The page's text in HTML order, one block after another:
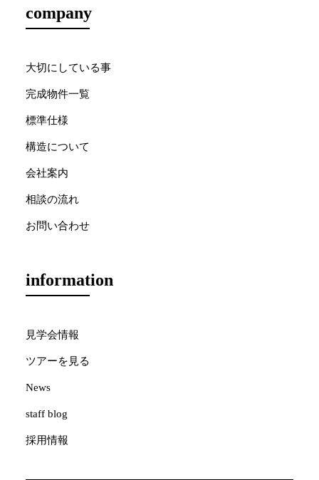
company
大切にしている事
完成物件一覧
標準仕様
構造について
会社案内
相談の流れ
お問い合わせ
information
見学会情報
ツアーを見る
News
staff blog
採用情報